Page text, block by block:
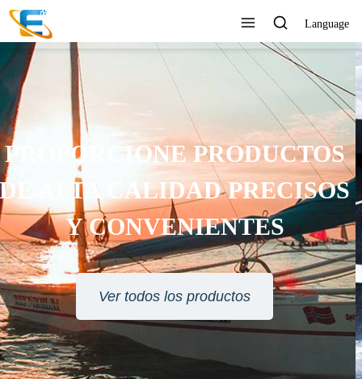
Language
SERVICIO AL CLIENTE 24
HORAS EN LÍNEA
Ver todos los productos